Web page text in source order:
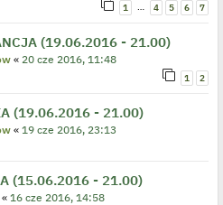
1 … 4 5 6 7
(19.06.2016 - 21.00)
« 20 cze 2016, 11:48
1 2
(19.06.2016 - 21.00)
« 19 cze 2016, 23:13
(15.06.2016 - 21.00)
« 16 cze 2016, 14:58